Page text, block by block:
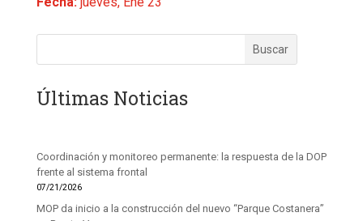
Últimas Noticias
Coordinación y monitoreo permanente: la respuesta de la DOP
frente al sistema frontal
07/21/2026
MOP da inicio a la construcción del nuevo “Parque Costanera”